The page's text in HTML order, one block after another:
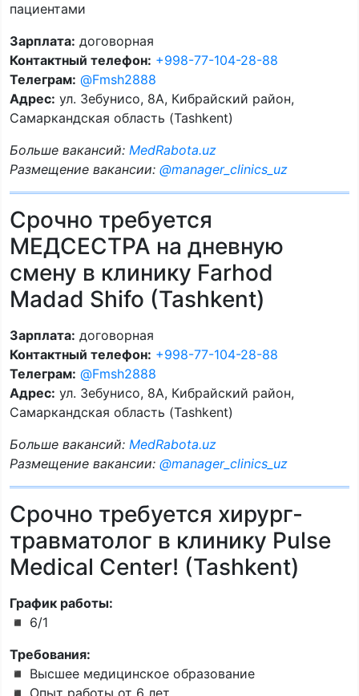
пациентами
Зарплата: договорная
Контактный телефон: +998-77-104-28-88
Телеграм: @Fmsh2888
Адрес: ул. Зебунисо, 8A, Кибрайский район,
Самаркандская область (Tashkent)
Больше вакансий: MedRabota.uz
Размещение вакансии: @manager_clinics_uz
Срочно требуется
МЕДСЕСТРА на дневную
смену в клинику Farhod
Madad Shifo (Tashkent)
Зарплата: договорная
Контактный телефон: +998-77-104-28-88
Телеграм: @Fmsh2888
Адрес: ул. Зебунисо, 8A, Кибрайский район,
Самаркандская область (Tashkent)
Больше вакансий: MedRabota.uz
Размещение вакансии: @manager_clinics_uz
Срочно требуется хирург-
травматолог в клинику Pulse
Medical Center! (Tashkent)
График работы:
◾️ 6/1
Требования:
◾️ Высшее медицинское образование